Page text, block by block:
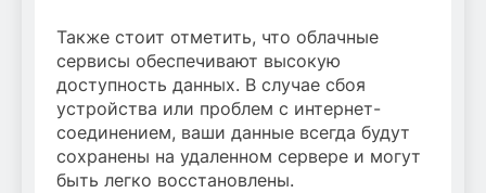
Также стоит отметить, что облачные
сервисы обеспечивают высокую
доступность данных. В случае сбоя
устройства или проблем с интернет-
соединением, ваши данные всегда будут
сохранены на удаленном сервере и могут
быть легко восстановлены.